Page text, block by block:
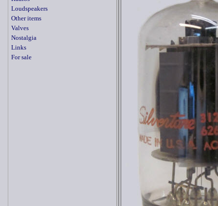
Loudspeakers
Other items
Valves
Nostalgia
Links
For sale